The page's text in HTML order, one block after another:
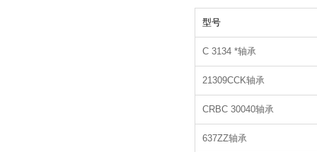
型号
C 3134 *轴承
21309CCK轴承
CRBC 30040轴承
637ZZ轴承